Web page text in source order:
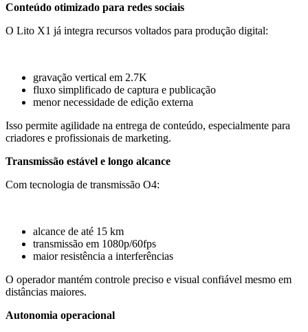
Conteúdo otimizado para redes sociais
O Lito X1 já integra recursos voltados para produção digital:
gravação vertical em 2.7K
fluxo simplificado de captura e publicação
menor necessidade de edição externa
Isso permite agilidade na entrega de conteúdo, especialmente para
criadores e profissionais de marketing.
Transmissão estável e longo alcance
Com tecnologia de transmissão O4:
alcance de até 15 km
transmissão em 1080p/60fps
maior resistência a interferências
O operador mantém controle preciso e visual confiável mesmo em
distâncias maiores.
Autonomia operacional